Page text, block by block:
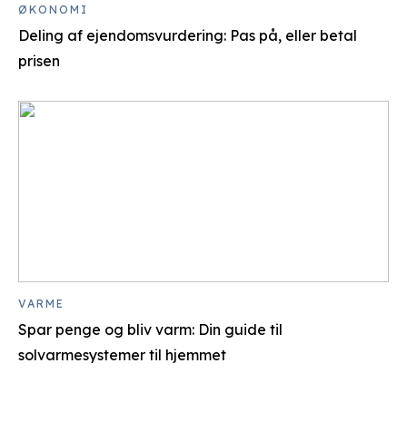
Deling af ejendomsvurdering: Pas på, eller betal
prisen
ØKONOMI
Spar penge og bliv varm: Din guide til
solvarmesystemer til hjemmet
VARME